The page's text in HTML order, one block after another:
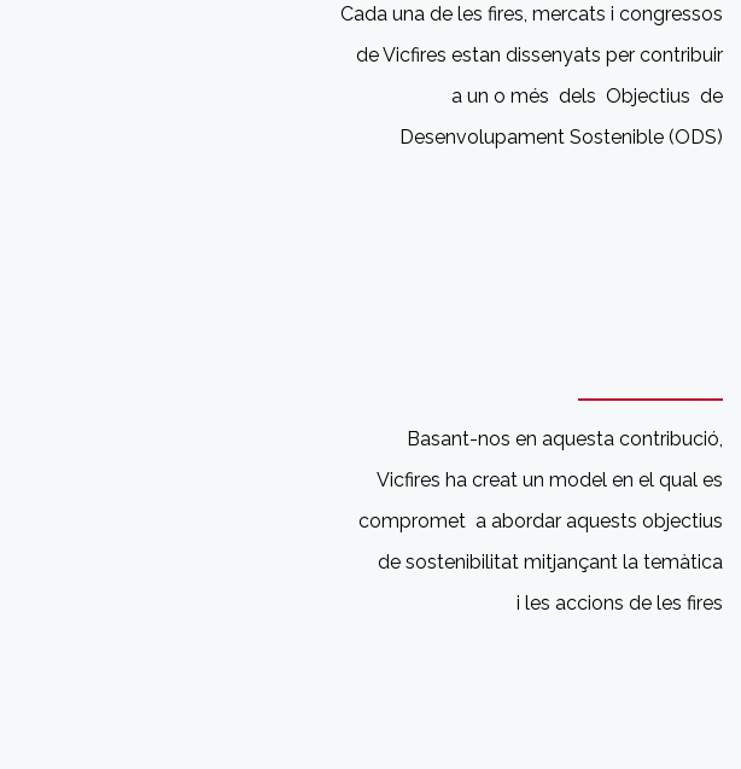
Cada una de les fires, mercats i congressos
de Vicfires estan dissenyats per contribuir
a un o més dels Objectius de
Desenvolupament Sostenible (ODS)
Basant-nos en aquesta contribució,
Vicfires ha creat un model en el qual es
compromet a abordar aquests objectius
de sostenibilitat mitjançant la temàtica
i les accions de les fires